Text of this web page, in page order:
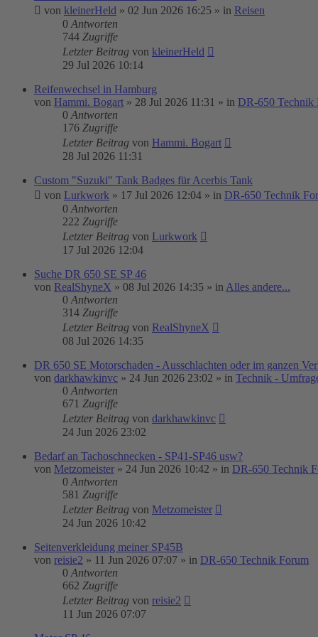
von kleinerHeld » 02 Jun 2026 16:25 » in Reisen
0 Antworten
744 Zugriffe
Letzter Beitrag von kleinerHeld
29 Jul 2026 10:14
Reifenwechsel in Hamburg
von Hammi. Bogart » 28 Jul 2026 11:31 » in DR-650 Technik
0 Antworten
176 Zugriffe
Letzter Beitrag von Hammi. Bogart
28 Jul 2026 11:31
Custom "Suzuki" Tank Badges für Acerbis Tank
von Lurkwork » 17 Jul 2026 12:04 » in DR-650 Technik
0 Antworten
222 Zugriffe
Letzter Beitrag von Lurkwork
17 Jul 2026 12:04
Suche DR 650 SE SP 46
von RealShyneX » 08 Jul 2026 14:35 » in Alles andere...
0 Antworten
314 Zugriffe
Letzter Beitrag von RealShyneX
08 Jul 2026 14:35
DR 650 SE Motorschaden - Ausschlachten oder im ganzen
von darkhawkinvc » 24 Jun 2026 23:02 » in Technik -
0 Antworten
671 Zugriffe
Letzter Beitrag von darkhawkinvc
24 Jun 2026 23:02
Bedarf an Tachoschnecken - SP41-SP46 usw?
von Metzomeister » 24 Jun 2026 10:42 » in DR-650 Technik
0 Antworten
581 Zugriffe
Letzter Beitrag von Metzomeister
24 Jun 2026 10:42
Seitenverkleidung meiner SP45B
von reisie2 » 11 Jun 2026 07:07 » in DR-650 Technik Forum
0 Antworten
662 Zugriffe
Letzter Beitrag von reisie2
11 Jun 2026 07:07